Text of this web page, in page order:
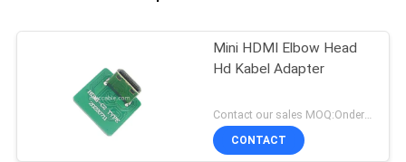
Mini HDMI Elbow Head
Hd Kabel Adapter
CONTACT